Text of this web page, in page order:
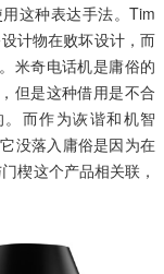
这种表达手法。Tim
计物在败坏设计，而
米奇电话机是庸俗的
但是这种借用是不合
而作为诙谐和机智
没落入庸俗是因为在
楔这个产品相关联，